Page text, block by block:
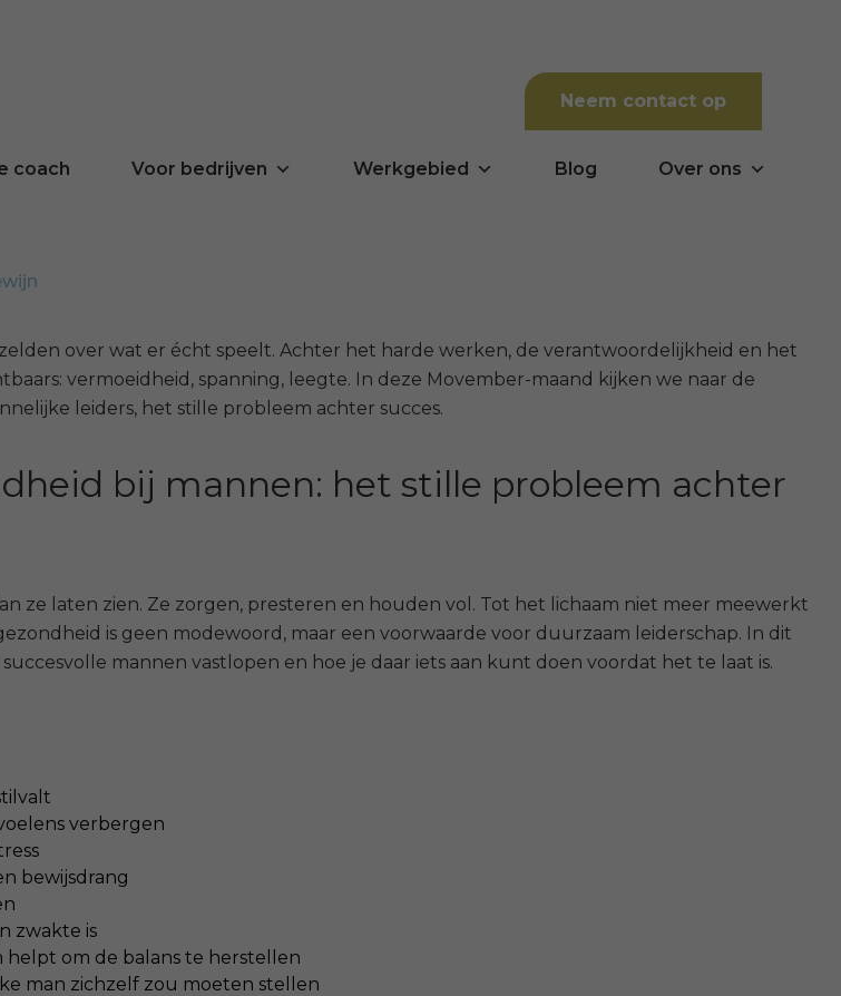
Neem contact op
coach Voor bedrijven Werkgebied Blog Over ons
over wat er écht speelt. Achter het harde werken, de verantwoordelijkheid en het
vermoeidheid, spanning, leegte. In deze Movember-maand kijken we naar de
leiders, het stille probleem achter succes.
bij mannen: het stille probleem achter
ze laten zien. Ze zorgen, presteren en houden vol. Tot het lichaam niet meer meewerkt
is geen modewoord, maar een voorwaarde voor duurzaam leiderschap. In dit
mannen vastlopen en hoe je daar iets aan kunt doen voordat het te laat is.
verbergen
bewijsdrang
zwakte is
helpt om de balans te herstellen
man zichzelf zou moeten stellen